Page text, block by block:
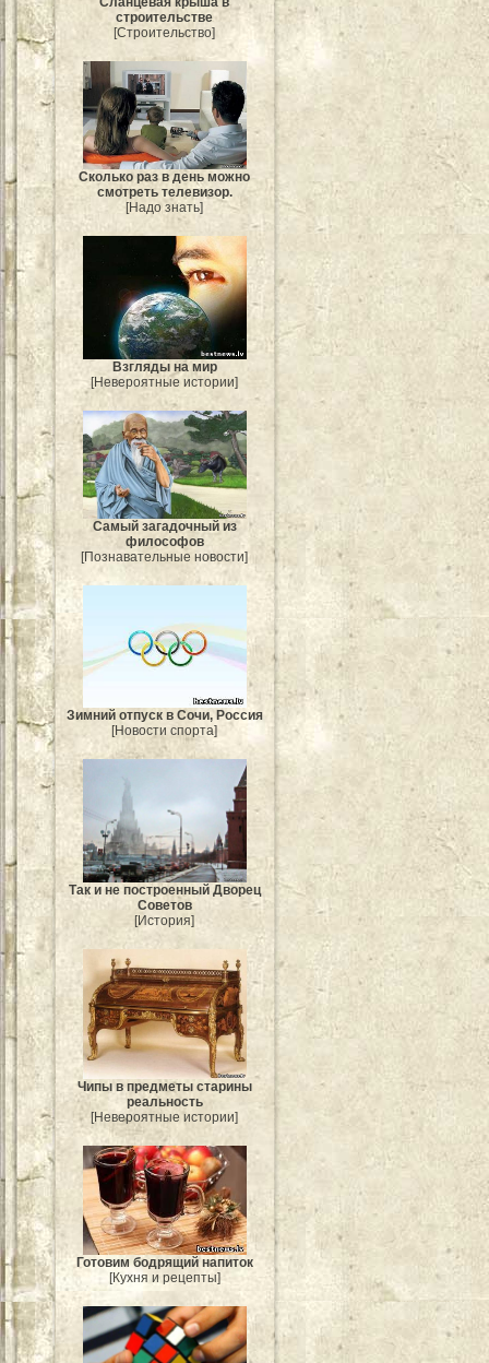
строительстве
[Строительство]
Сколько раз в день можно
смотреть телевизор.
[Надо знать]
Взгляды на мир
[Невероятные истории]
Самый загадочный из
философов
[Познавательные новости]
Зимний отпуск в Сочи, Россия
[Новости спорта]
Так и не построенный Дворец
Советов
[История]
Чипы в предметы старины
реальность
[Невероятные истории]
Готовим бодрящий напиток
[Кухня и рецепты]